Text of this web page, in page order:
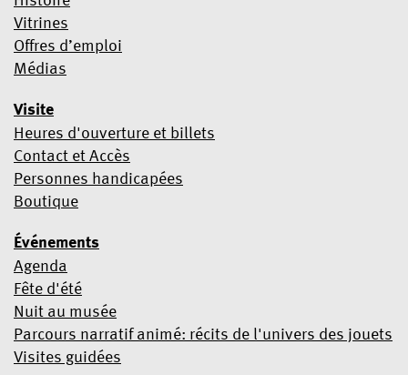
Vitrines
Offres d’emploi
Médias
Visite
Heures d'ouverture et billets
Contact et Accès
Personnes handicapées
Boutique
Événements
Agenda
Fête d'été
Nuit au musée
Parcours narratif animé: récits de l'univers des jouets
Visites guidées
confidentialité de Mailchimp, cliquez ici